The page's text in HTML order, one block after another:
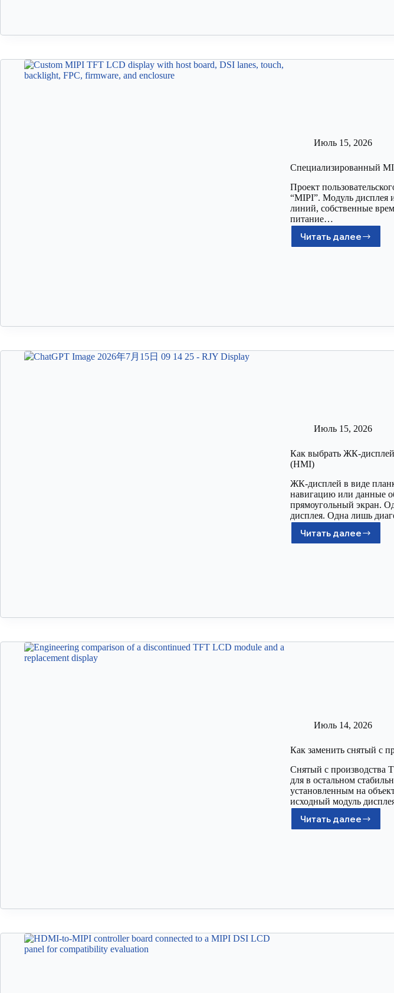
Июль 15, 2026
Специализированный
Проект
“MIPI”. Модуль дисплея
линий, собственные
питание…
Читать далее
Июль 15, 2026
Как выбрать ЖК-дисплей
(HMI)
ЖК-дисплей в виде
навигацию или данные
прямоугольный экран.
дисплея. Одна лишь
Читать далее
Июль 14, 2026
Как заменить снятый с
Снятый с производства
для в остальном
установленным на
исходный модуль
Читать далее